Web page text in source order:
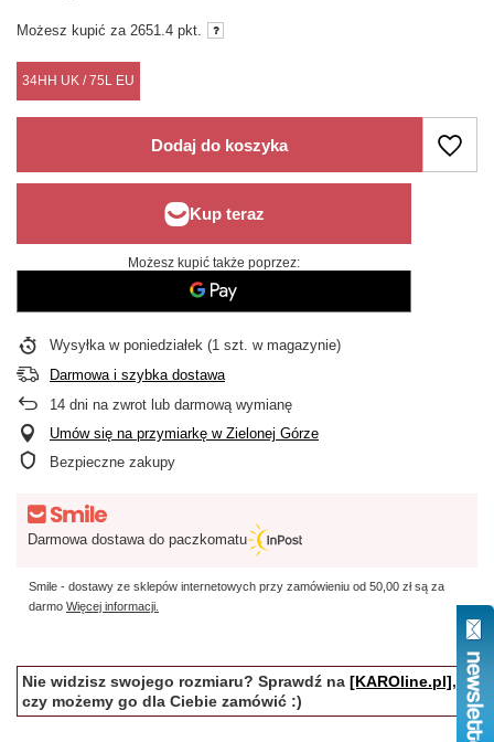
34HH UK / 75L EU
Możesz kupić za 2651.4 pkt.
Dodaj do koszyka
Możesz kupić także poprzez:
Wysyłka w poniedziałek (1 szt. w magazynie)
Darmowa i szybka dostawa
14 dni na zwrot lub darmową wymianę
Umów się na przymiarkę w Zielonej Górze
Bezpieczne zakupy
Darmowa dostawa do paczkomatu
Smile - dostawy ze sklepów internetowych przy zamówieniu od 50,00 złsą za
darmo Więcej informacji.
Nie widzisz swojego rozmiaru? Sprawdź na [KAROline.pl],
czy możemy go dla Ciebie zamówić :)